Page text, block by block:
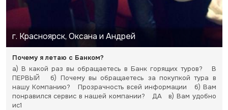
г. Красноярск, Оксана и Андрей
Почему я летаю с Банком?
а) В какой раз вы обращаетесь в Банк горящих туров? В
ПЕРВЫЙ б) Почему вы обращаетесь за покупкой тура в
нашу Компанию? Прозрачность всей информации б) Вам
понравился сервис в нашей компании? ДА в) Вам удобно
ис1